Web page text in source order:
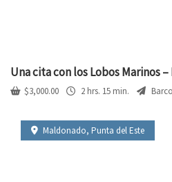
Una cita con los Lobos Marinos
$3,000.00 2 hrs. 15 min. Barco
Maldonado, Punta del Este